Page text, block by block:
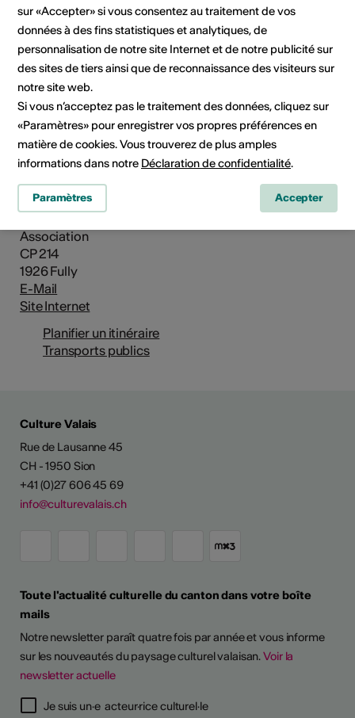
D'ARTISTES
Institution / organisation
Zikamart Festival
Association
CP 214
1926 Fully
E-Mail
Site Internet
Planifier un itinéraire
Transports publics
Culture Valais
Rue de Lausanne 45
CH - 1950 Sion
+41 (0)27 606 45 69
info@culturevalais.ch
Toute l'actualité culturelle du canton dans votre boîte
mails
Notre newsletter paraît quatre fois par année et vous informe
sur les nouveautés du paysage culturel valaisan.Voir la
newsletter actuelle
Je suis un·e acteur·rice culturel·le
sur «Accepter» si vous consentez au traitement de vos
données à des fins statistiques et analytiques, de
personnalisation de notre site Internet et de notre publicité sur
des sites de tiers ainsi que de reconnaissance des visiteurs sur
notre site web.
Si vous n’acceptez pas le traitement des données, cliquez sur
«Paramètres» pour enregistrer vos propres préférences en
matière de cookies. Vous trouverez de plus amples
informations dans notre Déclaration de confidentialité.
Paramètres Accepter